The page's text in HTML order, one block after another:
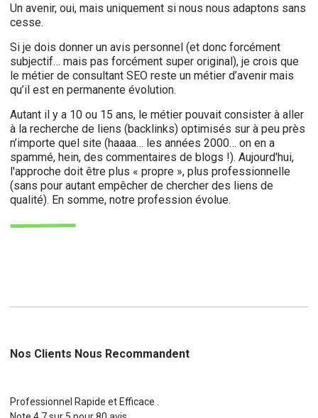
Un avenir, oui, mais uniquement si nous nous adaptons sans
cesse.
Si je dois donner un avis personnel (et donc forcément
subjectif… mais pas forcément super original), je crois que
le métier de consultant SEO reste un métier d’avenir mais
qu’il est en permanente évolution.
Autant il y a 10 ou 15 ans, le métier pouvait consister à aller
à la recherche de liens (backlinks) optimisés sur à peu près
n’importe quel site (haaaa… les années 2000… on en a
spammé, hein, des commentaires de blogs !). Aujourd'hui,
l'approche doit être plus « propre », plus professionnelle
(sans pour autant empêcher de chercher des liens de
qualité). En somme, notre profession évolue.
Nos Clients Nous Recommandent
Professionnel Rapide et Efficace .